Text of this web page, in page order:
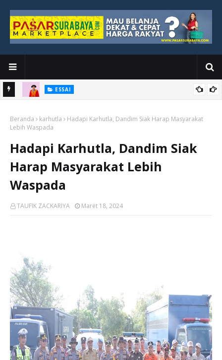
ESSAI
Tidak Berhenti di Panggung Wisuda
Beranda karhutla
Hadapi Karhutla, Dandim Siak Harap Masyarakat
Lebih Waspada
Hadapi Karhutla, Dandim Siak
Harap Masyarakat Lebih
Waspada
TAUFIK ZACKARIYA Maret 18, 2024